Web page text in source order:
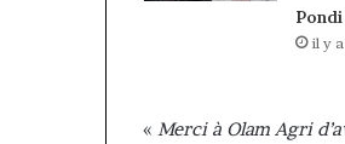
il y
« Merci à Olam Agri